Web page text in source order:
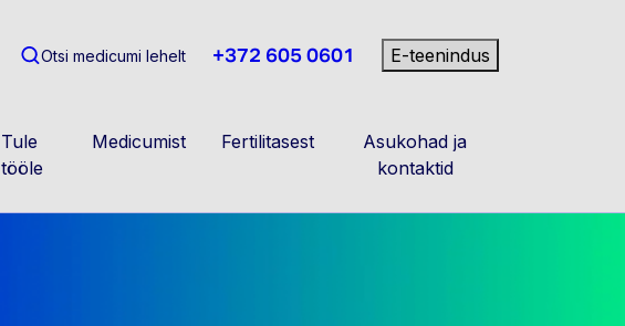
Otsi medicumi lehelt +372 605 0601 E-teenindus
Tule
tööle
Medicumist Fertilitasest
Asukohad ja
kontaktid